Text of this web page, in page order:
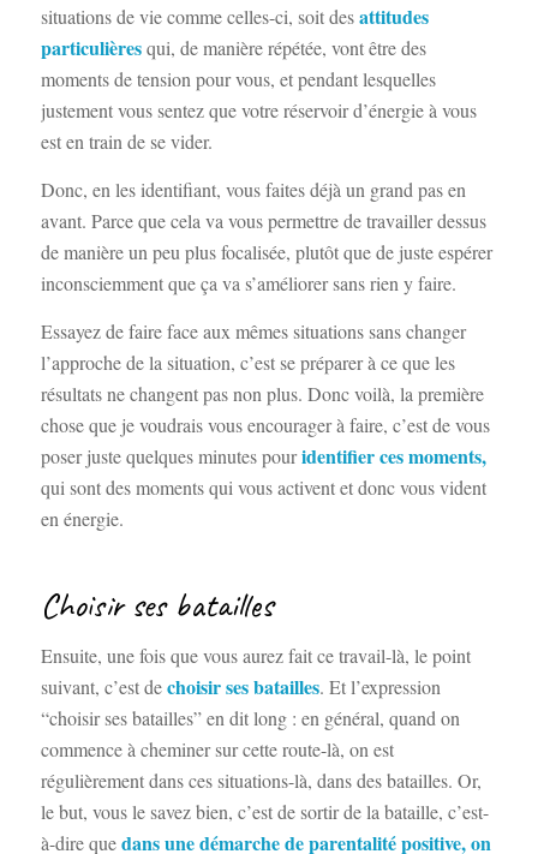
situations de vie comme celles-ci, soit desattitudes
particulièresqui, de manière répétée, vont être des
moments de tension pour vous, et pendant lesquelles
justement vous sentez que votre réservoir d’énergie à vous
est en train de se vider.
Donc, en les identifiant, vous faites déjà un grand pas en
avant. Parce que cela va vous permettre de travailler dessus
de manière un peu plus focalisée, plutôt que de juste espérer
inconsciemment que ça va s’améliorer sans rien y faire.
Essayez de faire face aux mêmes situations sans changer
l’approche de la situation, c’est se préparer à ce que les
résultats ne changent pas non plus. Donc voilà, la première
chose que je voudrais vous encourager à faire, c’est de vous
poser juste quelques minutes pouridentifier ces moments,
qui sont des moments qui vous activent et donc vous vident
en énergie.
Choisir ses batailles
Ensuite, une fois que vous aurez fait ce travail-là, le point
suivant, c’est dechoisir ses batailles. Et l’expression
“choisir ses batailles” en dit long : en général, quand on
commence à cheminer sur cette route-là, on est
régulièrement dans ces situations-là, dans des batailles. Or,
le but, vous le savez bien, c’est de sortir de la bataille, c’est-
à-dire quedans une démarche de parentalité positive, on